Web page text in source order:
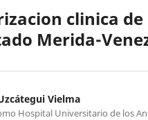
clinica
Merida-
Vielma
Hospital Universitario de los